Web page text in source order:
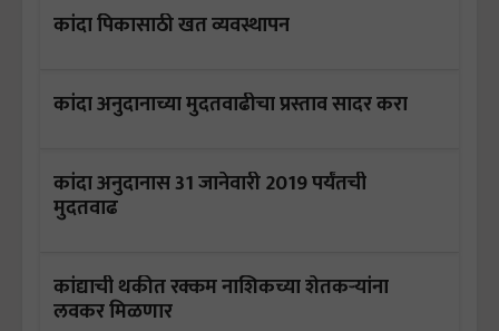
कांदा पिकासाठी खत व्यवस्थापन
कांदा अनुदानाच्या मुदतवाढीचा प्रस्ताव सादर करा
कांदा अनुदानास 31 जानेवारी 2019 पर्यंतची
मुदतवाढ
कांद्याची थकीत रक्कम नाशिकच्या शेतकऱ्यांना
लवकर मिळणार